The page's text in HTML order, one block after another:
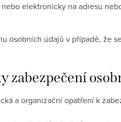
elektronicky na adresu
osobních údajů v případě, že
zabezpečení
a organizační opatření k